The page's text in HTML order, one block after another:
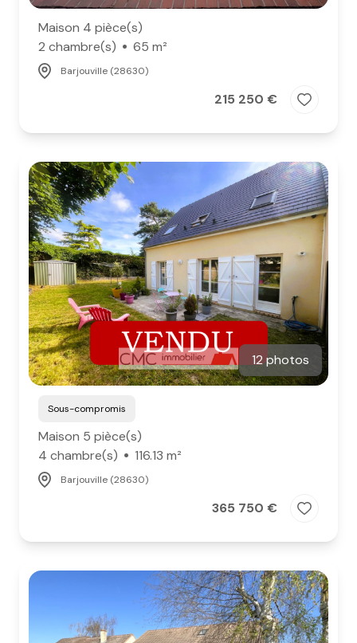
Maison 4 pièce(s)
2 chambre(s)
65 m²
Barjouville (28630)
215 250 €
12 photos
Sous-compromis
Maison 5 pièce(s)
4 chambre(s)
116.13 m²
Barjouville (28630)
365 750 €